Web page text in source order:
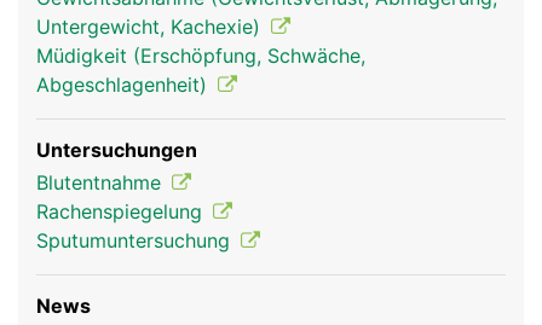
die über die Wurzelkanäle in die Zahnhöhle
gelangen. Der Zahnfleischrand ist nicht mit dem
Zahnschmelz verwachsen, sondern erst mit der
tiefer liegenden Wurzelhaut, wodurch sich im
Bereich des Zahnhalses eine natürliche
Zahnfleischtasche bildet, die normalerweise
maximal zwei bis drei Millimeter tief ist.
Untergewicht, Kachexie)
Müdigkeit (Erschöpfung, Schwäche,
Abgeschlagenheit)
Untersuchungen
Blutentnahme
Rachenspiegelung
Sputumuntersuchung
News